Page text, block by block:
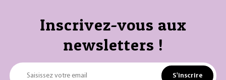
Inscrivez-vous aux
newsletters !
Saisissez votre email S'inscrire